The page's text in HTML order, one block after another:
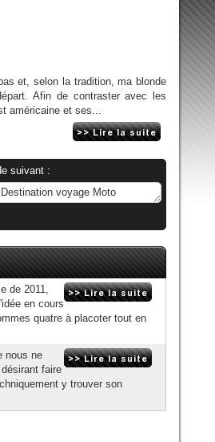
et, selon la tradition, ma blonde
Afin de contraster avec les
américaine et ses...
suivant :
de 2011,
en cours
quatre à placoter tout en
nous ne
faire
y trouver son